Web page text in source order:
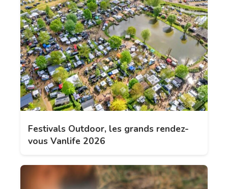
Festivals Outdoor, les grands rendez-
vous Vanlife 2026